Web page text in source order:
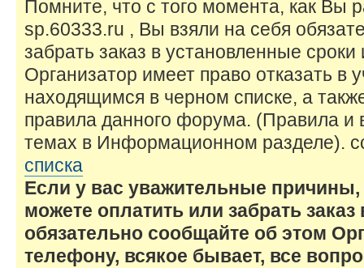
Помните, что с того момента, как Вы
sp.60333.ru , Вы взяли на себя
забрать заказ в установленные сроки
Организатор имеет право отказать в
находящимся в черном списке, а
правила данного форума. (Правила и
темах в Информационном разделе).
списка
Если у вас уважительные
можете оплатить или забрать
обязательно сообщайте об этом
телефону, всякое бывает, все